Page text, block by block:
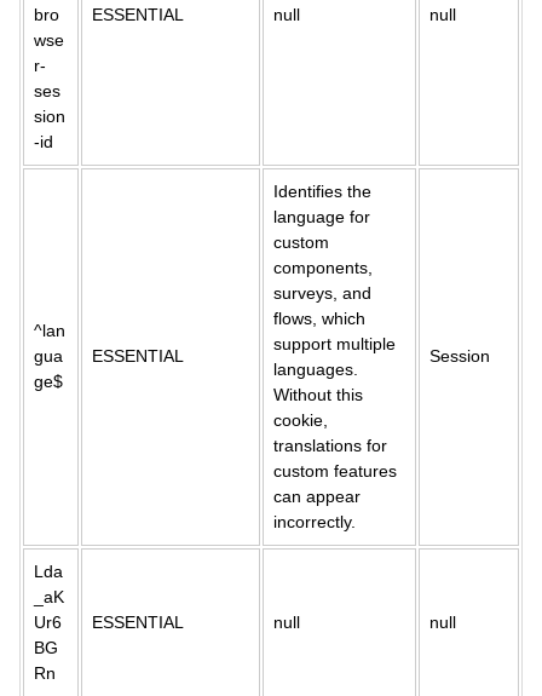
bro
wse
r-
ses
sion
-id
ESSENTIAL null null
^lan
gua
ge$
ESSENTIAL
Identifies the
language for
custom
components,
surveys, and
flows, which
support multiple
languages.
Without this
cookie,
translations for
custom features
can appear
incorrectly.
Session
Lda
_aK
Ur6
BG
Rn
ESSENTIAL null null